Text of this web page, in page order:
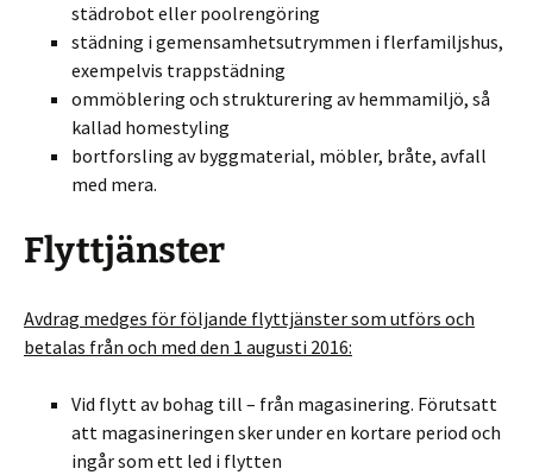
städrobot eller poolrengöring
städning i gemensamhetsutrymmen i flerfamiljshus,
exempelvis trappstädning
ommöblering och strukturering av hemmamiljö, så
kallad homestyling
bortforsling av byggmaterial, möbler, bråte, avfall
med mera.
Flyttjänster
Avdrag medges för följande flyttjänster som utförs och
betalas från och med den 1 augusti 2016:
Vid flytt av bohag till – från magasinering. Förutsatt
att magasineringen sker under en kortare period och
ingår som ett led i flytten